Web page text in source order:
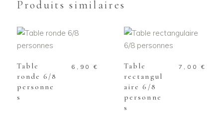
Produits similaires
AJOUTER AU
Table
ronde 6/8
personne
s
6,90€
AJOUTER AU
Table
rectangul
aire 6/8
personne
s
7,00 €